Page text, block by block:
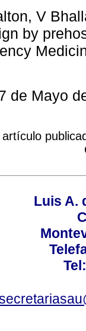
V
by
de Mayo
Luis A.